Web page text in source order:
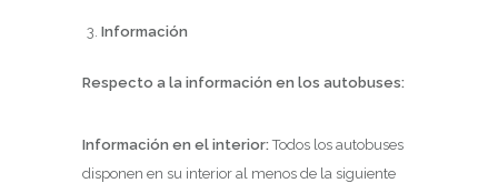
Información
Respecto a la información en los autobuses:
Información en el interior:Todos los autobuses
disponen en su interior al menos de la siguiente